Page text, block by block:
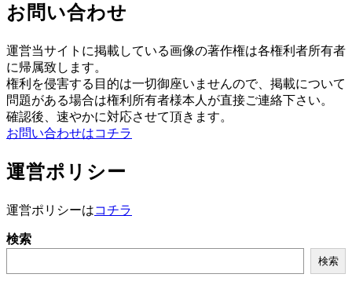
お問い合わせ
運営当サイトに掲載している画像の著作権は各権利者所有者
に帰属致します。
権利を侵害する目的は一切御座いませんので、掲載について
問題がある場合は権利所有者様本人が直接ご連絡下さい。
確認後、速やかに対応させて頂きます。
お問い合わせはコチラ
運営ポリシー
運営ポリシーはコチラ
検索
検索